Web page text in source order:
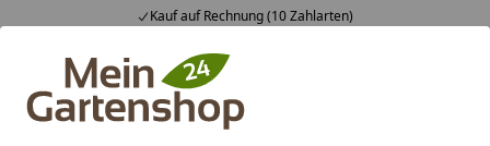
Kauf auf Rechnung (10 Zahlarten)
Alle Produkte
Mein Konto
Suchen